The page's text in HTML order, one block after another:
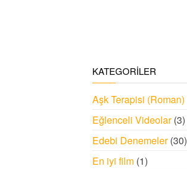
KATEGORILER
Aşk Terapisi (Roman)
Eğlenceli Videolar(3)
Edebi Denemeler(30)
En iyi film(1)